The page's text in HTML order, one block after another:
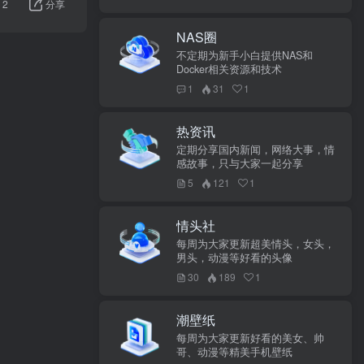
2 分享
NAS圈
不定期为新手小白提供NAS和
Docker相关资源和技术
1 31 1
热资讯
定期分享国内新闻，网络大事，情
感故事，只与大家一起分享
5 121 1
情头社
每周为大家更新超美情头，女头，
男头，动漫等好看的头像
30 189 1
潮壁纸
每周为大家更新好看的美女、帅
哥、动漫等精美手机壁纸